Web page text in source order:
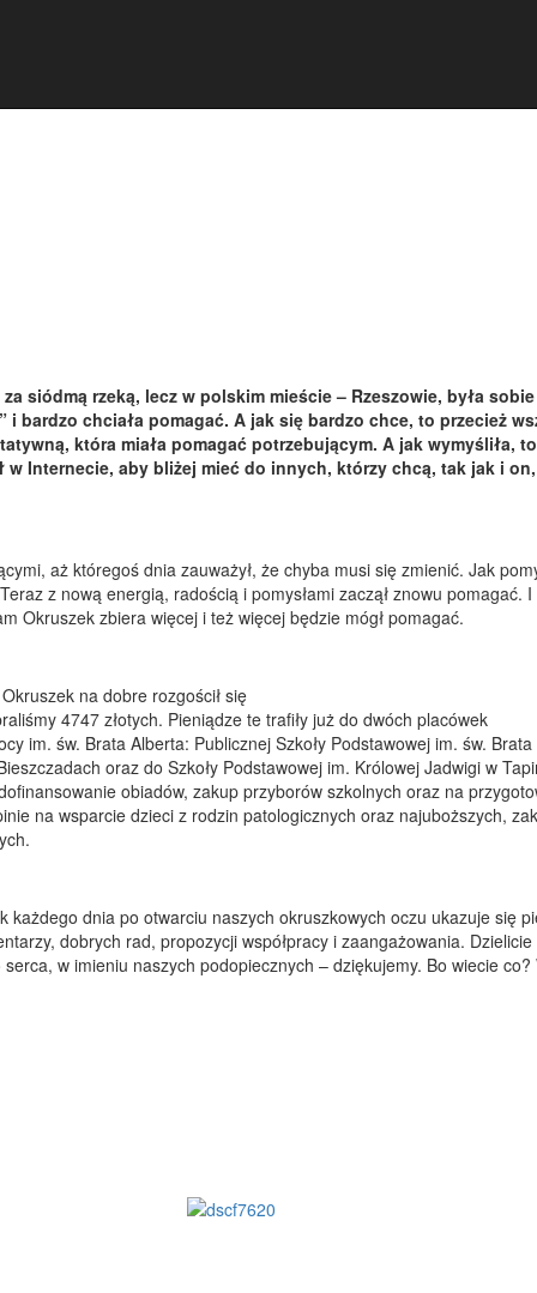
siódmą rzeką, lecz w polskim mieście – Rzeszowie, była sobie
bardzo chciała pomagać. A jak się bardzo chce, to przecież
która miała pomagać potrzebującym. A jak wymyśliła,
w Internecie, aby bliżej mieć do innych, którzy chcą, tak jak i on,
aż któregoś dnia zauważył, że chyba musi się zmienić. Jak
z nową energią, radością i pomysłami zaczął znowu pomagać.
Okruszek zbiera więcej i też więcej będzie mógł pomagać.
na dobre rozgościł się
4747 złotych. Pieniądze te trafiły już do dwóch placówek
im. św. Brata Alberta: Publicznej Szkoły Podstawowej im. św.
oraz do Szkoły Podstawowej im. Królowej Jadwigi w
obiadów, zakup przyborów szkolnych oraz na
na wsparcie dzieci z rodzin patologicznych oraz najuboższych,
każdego dnia po otwarciu naszych okruszkowych oczu ukazuje się
dobrych rad, propozycji współpracy i zaangażowania. Dzielicie
w imieniu naszych podopiecznych – dziękujemy. Bo wiecie co?